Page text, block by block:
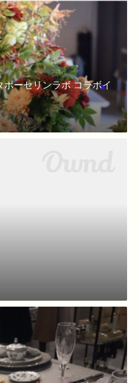
ーセリンラボ コラボイ